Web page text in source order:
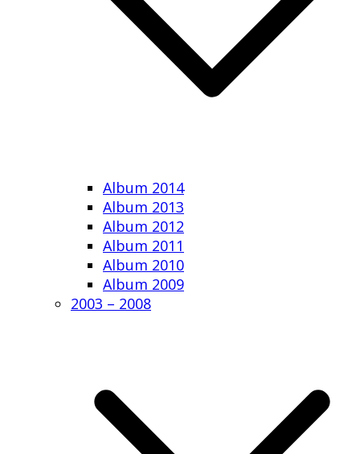
Album 2014
Album 2013
Album 2012
Album 2011
Album 2010
Album 2009
2003 – 2008